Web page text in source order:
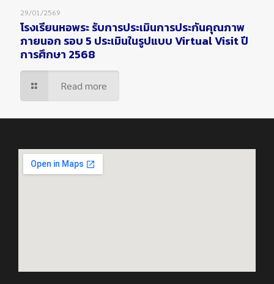
29/01/2569
โรงเรียนหอพระ รับการประเมินการประกันคุณภาพ
ภายนอก รอบ 5 ประเมินในรูปแบบ Virtual Visit ปี
การศึกษา 2568
Read more